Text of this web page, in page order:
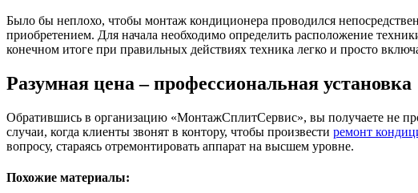
Было бы неплохо, чтобы монтаж кондиционера проводился
приобретением. Для начала необходимо определить расположение
конечном итоге при правильных действиях техника легко и просто
Разумная цена – профессиональная установка
Обратившись в организацию «МонтажСплитСервис», вы получаете не
случаи, когда клиенты звонят в контору, чтобы произвести ремонт
вопросу, стараясь отремонтировать аппарат на высшем уровне.
Похожие материалы: